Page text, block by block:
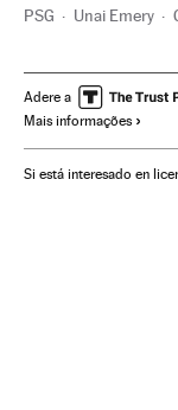
PSG Unai Emery
Liga futebol
Adere a
Mais informações
Si está interesado en